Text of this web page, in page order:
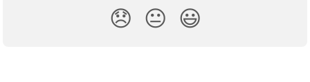
😞 😐 😃